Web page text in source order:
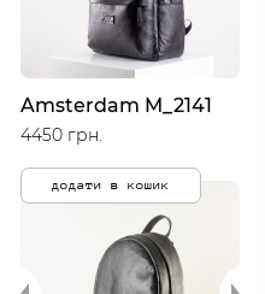
Amsterdam M_2141
4450 грн.
додати в кошик